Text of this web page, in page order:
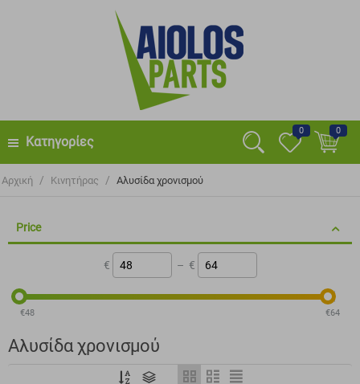
Κατηγορίες
0 0
Αρχική / Κινητήρας / Αλυσίδα χρονισμού
Price
€ – €
‎€48 ‎€64
Αλυσίδα χρονισμού